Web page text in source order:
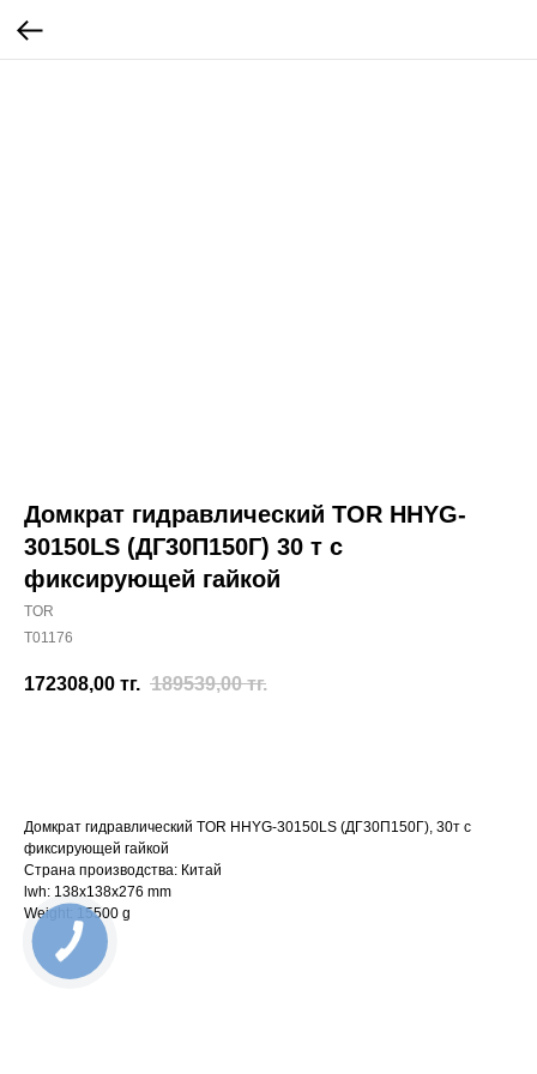
Домкрат гидравлический TOR HHYG-
30150LS (ДГ30П150Г) 30 т с
фиксирующей гайкой
TOR
T01176
172308,00 тг. 189539,00 тг.
Домкрат гидравлический TOR HHYG-30150LS (ДГ30П150Г), 30т с
фиксирующей гайкой
Страна производства: Китай
lwh: 138x138x276 mm
Weight: 15500 g
КНОПКА
СВЯЗИ